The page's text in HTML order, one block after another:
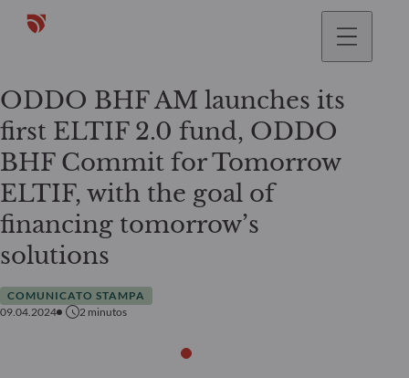
ODDO BHF AM launches its
first ELTIF 2.0 fund, ODDO
BHF Commit for Tomorrow
ELTIF, with the goal of
financing tomorrow’s
solutions
COMUNICATO STAMPA
09.04.2024
2 minutos